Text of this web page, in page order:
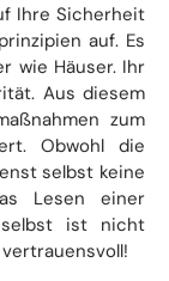
Ihre Sicherheit
auf. Es
wie Häuser. Ihr
Aus diesem
zum
Obwohl die
selbst keine
Lesen einer
ist nicht